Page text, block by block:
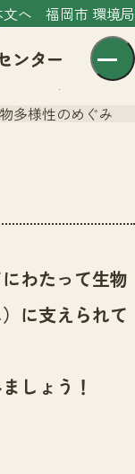
へ 福岡市 環境局
多様性のめぐみ
わたって生物
に支えられて
しょう！